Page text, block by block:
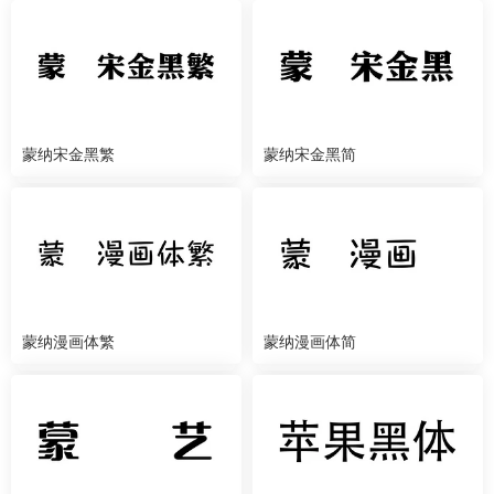
蒙纳宋金黑繁 蒙纳宋金黑简
蒙纳漫画体繁 蒙纳漫画体简